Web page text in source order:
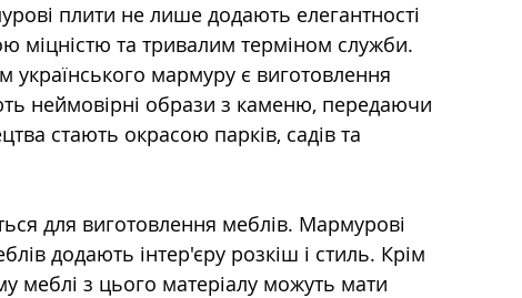
плити не лише додають елегантності
міцністю та тривалим терміном служби.
мармуру є виготовлення
неймовірні образи з каменю, передаючи
стають окрасою парків, садів та
для виготовлення меблів. Мармурові
додають інтер'єру розкіш і стиль. Крім
меблі з цього матеріалу можуть мати